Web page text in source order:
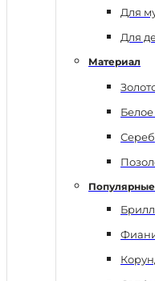
Для
Для
Материал
Белое
Популярные